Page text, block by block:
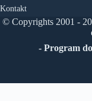
Kontakt
© Copyrights 2001 -
- Program